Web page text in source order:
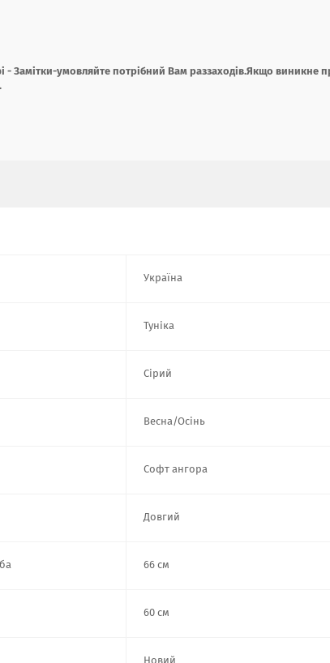
Замітки-умовляйте потрібний Вам раззаходів.Якщо виникне
Україна
Туніка
Сірий
Весна/Осінь
Софт ангора
Довгий
66 см
60 см
Новий